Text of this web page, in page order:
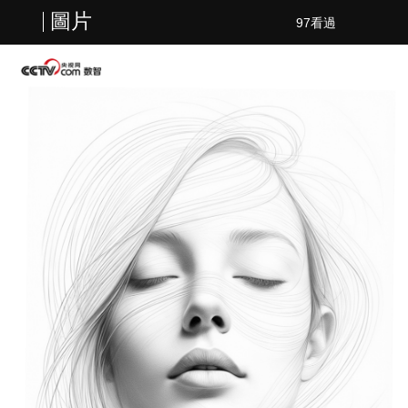
圖片 97看過